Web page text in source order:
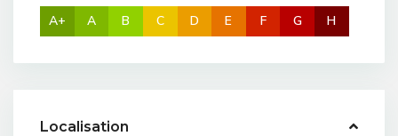
A+ A B C D E F G H
Localisation